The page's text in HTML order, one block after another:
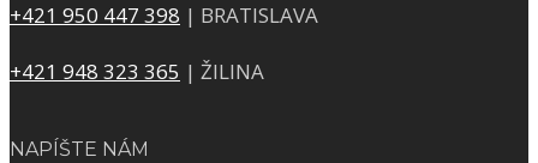
+421 950 447 398 | BRATISLAVA
+421 948 323 365 | ŽILINA
NAPÍŠTE NÁM